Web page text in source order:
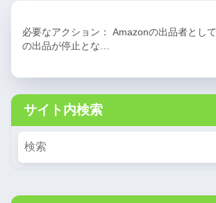
必要なアクション： Amazonの出品者として
の出品が停止とな…
サイト内検索